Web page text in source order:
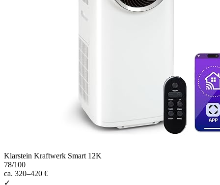
Klarstein Kraftwerk Smart 12K
78/100
ca. 320–420 €
✓